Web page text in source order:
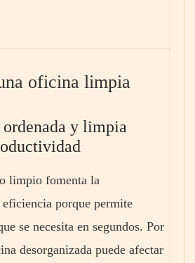
oficina limpia
y limpia
limpio fomenta la
porque permite
se necesita en segundos. Por
desorganizada puede afectar